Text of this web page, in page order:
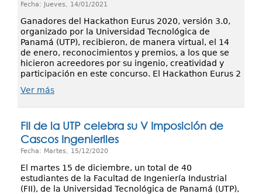
Fecha: Jueves, 14/01/2021
Ganadores del Hackathon Eurus 2020, versión 3.0,
organizado por la Universidad Tecnológica de
Panamá (UTP), recibieron, de manera virtual, el 14
de enero, reconocimientos y premios, a los que se
hicieron acreedores por su ingenio, creatividad y
participación en este concurso. El Hackathon Eurus 2
Ver más
FII de la UTP celebra su V Imposición de
Cascos Ingenieriles
Fecha: Martes, 15/12/2020
El martes 15 de diciembre, un total de 40
estudiantes de la Facultad de Ingeniería Industrial
(FII), de la Universidad Tecnológica de Panamá (UTP),